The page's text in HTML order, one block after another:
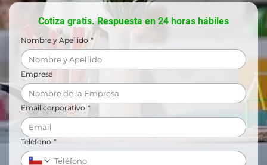
Cotiza gratis. Respuesta en 24 horas hábiles
Nombre y Apellido *
Empresa
Email corporativo *
Teléfono *